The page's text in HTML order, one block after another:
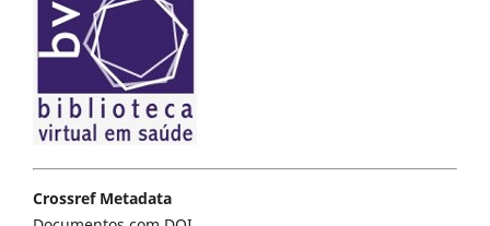
Crossref Metadata